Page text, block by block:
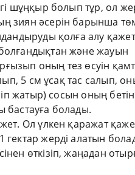
шұңқыр болып тұр, ол
зиян әсерін барынша
қолға алу
және жауын
оның тез өсуін
5 см ұсақ тас салып,
жатыр) сосын оның
бастауға болады.
Ол үлкен қаражат
жерді алатын
өткізіп, жаңадан